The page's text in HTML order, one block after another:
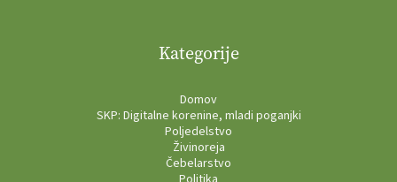
Kategorije
Domov
SKP: Digitalne korenine, mladi poganjki
Poljedelstvo
Živinoreja
Čebelarstvo